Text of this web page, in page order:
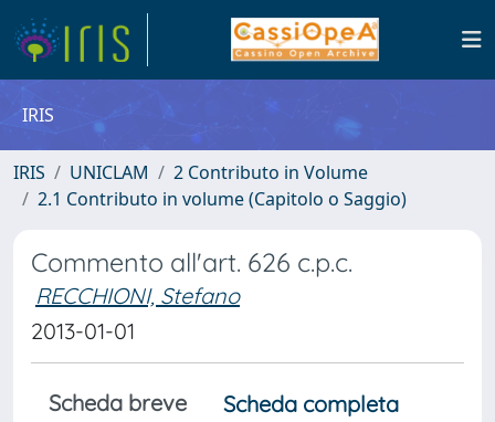
IRIS
IRIS UNICLAM
2 Contributo in Volume
2.1 Contributo in volume (Capitolo o Saggio)
Commento all'art. 626 c.p.c.
RECCHIONI, Stefano
2013-01-01
Scheda breve
Scheda completa